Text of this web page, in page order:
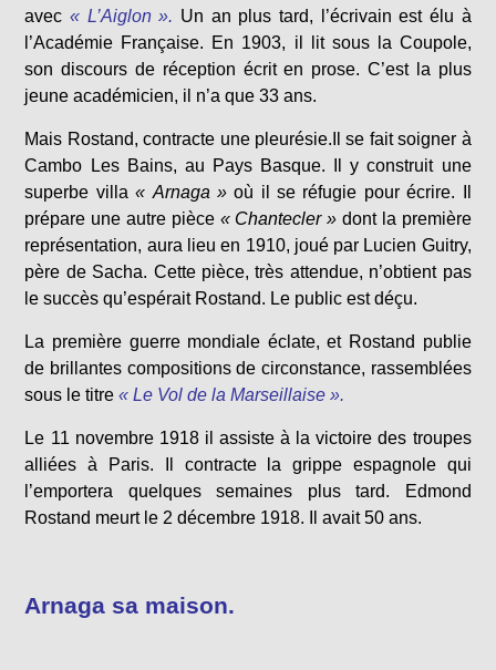
avec « L’Aiglon ». Un an plus tard, l’écrivain est élu à
l’Académie Française. En 1903, il lit sous la Coupole,
son discours de réception écrit en prose. C’est la plus
jeune académicien, il n’a que 33 ans.
Mais Rostand, contracte une pleurésie.Il se fait soigner à
Cambo Les Bains, au Pays Basque. Il y construit une
superbe villa « Arnaga »où il se réfugie pour écrire. Il
prépare une autre pièce « Chantecler » dont la première
représentation, aura lieu en 1910, joué par Lucien Guitry,
père de Sacha. Cette pièce, très attendue, n’obtient pas
le succès qu’espérait Rostand. Le public est déçu.
La première guerre mondiale éclate, et Rostand publie
de brillantes compositions de circonstance, rassemblées
sous le titre « Le Vol de la Marseillaise ».
Le 11 novembre 1918 il assiste à la victoire des troupes
alliées à Paris. Il contracte la grippe espagnole qui
l’emportera quelques semaines plus tard. Edmond
Rostand meurt le 2 décembre 1918. Il avait 50 ans.
Arnaga sa maison.